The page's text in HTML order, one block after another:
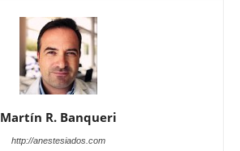
Martín R. Banqueri
http://anestesiados.com